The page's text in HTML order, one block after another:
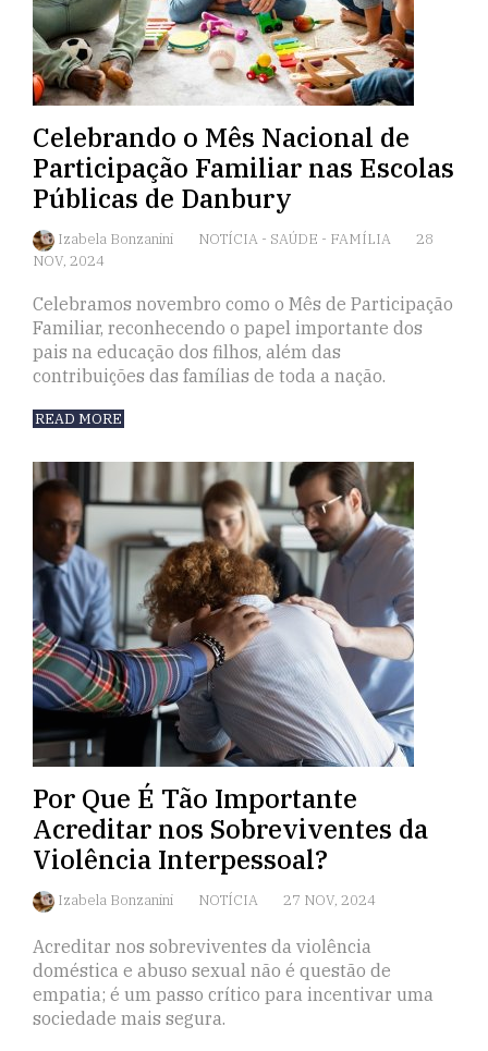
Celebrando o Mês Nacional de
Participação Familiar nas Escolas
Públicas de Danbury
Izabela Bonzanini NOTÍCIA - SAÚDE - FAMÍLIA
28
NOV, 2024
Celebramos novembro como o Mês de Participação
Familiar, reconhecendo o papel importante dos
pais na educação dos filhos, além das
contribuições das famílias de toda a nação.
READ MORE
Por Que É Tão Importante
Acreditar nos Sobreviventes da
Violência Interpessoal?
Izabela Bonzanini NOTÍCIA 27 NOV, 2024
Acreditar nos sobreviventes da violência
doméstica e abuso sexual não é questão de
empatia; é um passo crítico para incentivar uma
sociedade mais segura.